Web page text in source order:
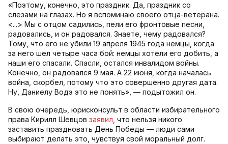
«Поэтому, конечно, это праздник. Да, праздник со
слезами на глазах. Но я вспоминаю своего отца-ветерана.
<...> Мы с отцом садились, пели его фронтовые песни,
радовались, и он радовался. Знаете, чему радовался?
Тому, что его не убили 19 апреля 1945 года немцы, когда
за него шел четыре часа бой: немцы хотели его добить, а
наши его спасали. Спасли, остался инвалидом войны.
Конечно, он радовался 9 мая. А 22 июня, когда началась
война, скорбел, потому что это совершенно другая дата.
Ну, Даниелу Водэ это не понять», — подытожил он.
В свою очередь, юрисконсульт в области избирательного
права Кирилл Шевцов заявил , что нельзя никого
заставить праздновать День Победы — люди сами
выбирают делать это, чувствуя свой моральный долг.